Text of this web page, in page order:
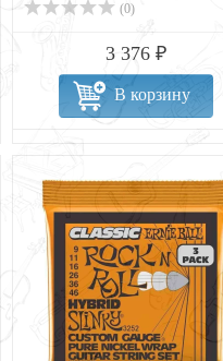
(0)
3 376 ₽
В корзину